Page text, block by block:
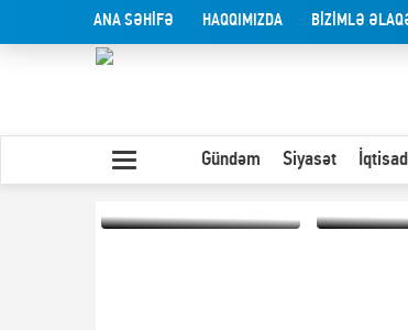
ANA SƏHİFƏ HAQQIMIZDA BİZİMLƏ
Gündəm Siyasət